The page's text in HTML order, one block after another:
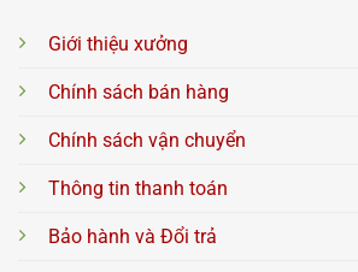
Giới thiệu xưởng
Chính sách bán hàng
Chính sách vận chuyển
Thông tin thanh toán
Bảo hành và Đổi trả